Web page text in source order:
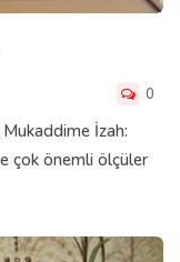
0
İzah:
çok önemli ölçüler